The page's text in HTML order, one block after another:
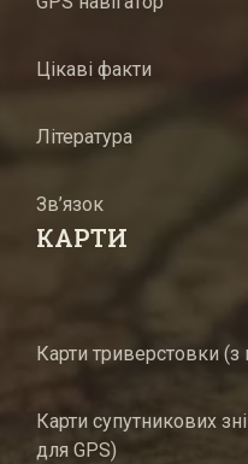
Цікаві факти
Література
Зв’язок
КАРТИ
Карти триверстовки
Карти супутникових
для GPS)